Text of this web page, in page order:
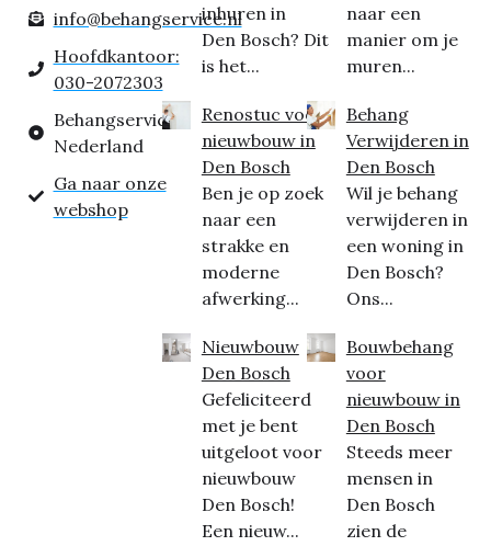
info@behangservice.nl
Hoofdkantoor:
030-2072303
Behangservice
Nederland
Ga naar onze
webshop
inhuren in
Den Bosch? Dit
is het...
Renostuc voor
nieuwbouw in
Den Bosch
Ben je op zoek
naar een
strakke en
moderne
afwerking...
Nieuwbouw
Den Bosch
Gefeliciteerd
met je bent
uitgeloot voor
nieuwbouw
Den Bosch!
Een nieuw...
naar een
manier om je
muren...
Behang
Verwijderen in
Den Bosch
Wil je behang
verwijderen in
een woning in
Den Bosch?
Ons...
Bouwbehang
voor
nieuwbouw in
Den Bosch
Steeds meer
mensen in
Den Bosch
zien de